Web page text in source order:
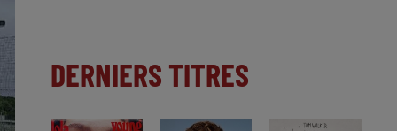
DERNIERS TITRES